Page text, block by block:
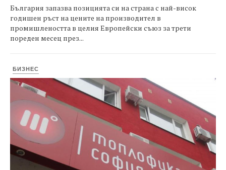
България запазва позицията си на страна с най-висок
годишен ръст на цените на производител в
промишлеността в целия Европейски съюз за трети
пореден месец през...
БИЗНЕС